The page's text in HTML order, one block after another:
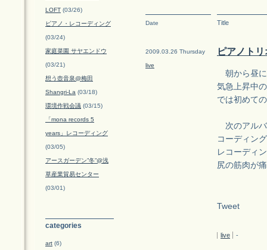
Date Title
2009.03.26 Thursday
live
ピアノト
朝から昼に
気急上昇中
では初めて
次のアルバ
コーディン
レコーディ
尻の筋肉が
Tweet
live -
LOFT (03/26)
ピアノ・レコーディング
(03/24)
家庭菜園 サヤエンドウ
(03/21)
想う壺音泉@梅田
Shangri-La (03/18)
環境作戦会議 (03/15)
「mona records 5
years」レコーディング
(03/05)
アースガーデン”冬”@浅
草産業貿易センター
(03/01)
categories
art (6)